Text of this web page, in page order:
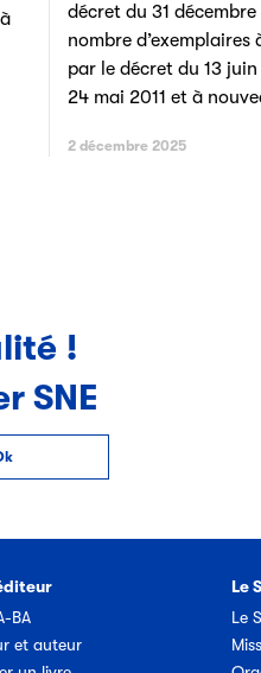
décret du 31
nombre
par le décret du 13
24 mai 2011 et à
2 décembre 2025
!
SNE
BA
et auteur
Le
Le